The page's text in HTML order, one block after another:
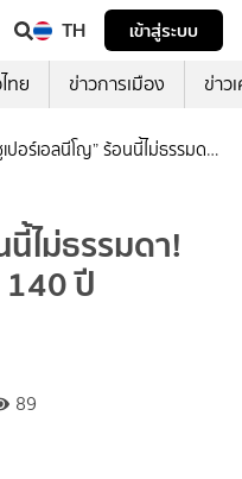
TH
เข้าสู่ระบบ
ทย ข่าวการเมือง ข่าว
เปอร์เอลนีโญ” ร้อนนี้ไม่ธรรมดา!
นี้ไม่ธรรมดา!
ปี
89